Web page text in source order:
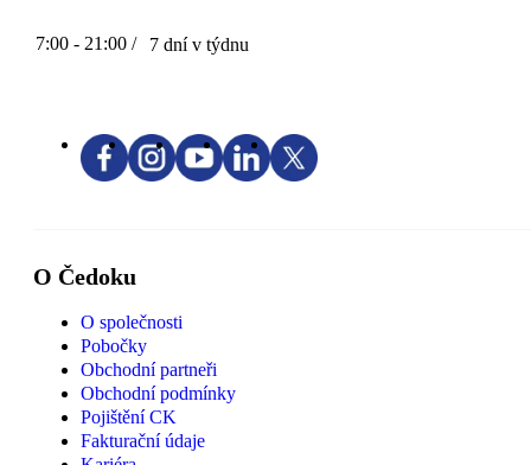
7:00 - 21:00 / 7 dní v týdnu
O Čedoku
O společnosti
Pobočky
Obchodní partneři
Obchodní podmínky
Pojištění CK
Fakturační údaje